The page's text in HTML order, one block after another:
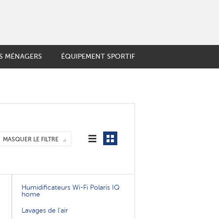
de cuisine
MÉNAGERS ÉQUIPEMENT SPORTIF
MASQUER LE FILTRE
Humidificateurs Wi-Fi Polaris IQ
home
Lavages de l'air